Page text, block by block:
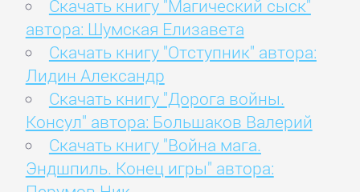
Скачать книгу "Магический сыск"
автора: Шумская Елизавета
Скачать книгу "Отступник" автора:
Лидин Александр
Скачать книгу "Дорога войны.
Консул" автора: Большаков Валерий
Скачать книгу "Война мага.
Эндшпиль. Конец игры" автора: